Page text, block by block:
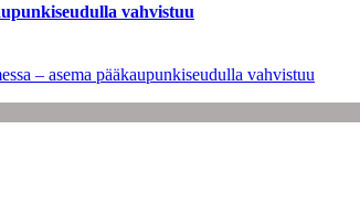
vahvistuu
– asema pääkaupunkiseudulla vahvistuu